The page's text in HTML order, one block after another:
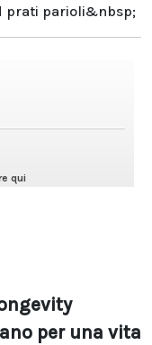
prati parioli&nbsp;
per una vita